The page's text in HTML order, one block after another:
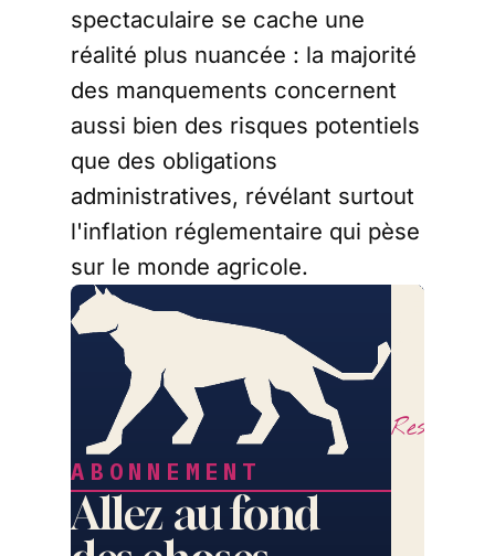
spectaculaire se cache une
réalité plus nuancée : la majorité
des manquements concernent
aussi bien des risques potentiels
que des obligations
administratives, révélant surtout
l'inflation réglementaire qui pèse
sur le monde agricole.
Restez
ABONNEMENT
Allez au fond